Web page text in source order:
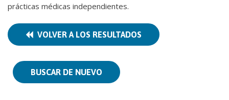
prácticas médicas independientes.
VOLVER A LOS RESULTADOS
BUSCAR DE NUEVO